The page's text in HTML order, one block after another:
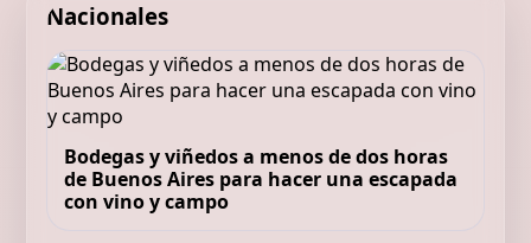
Nacionales
Bodegas y viñedos a menos de dos horas
de Buenos Aires para hacer una escapada
con vino y campo